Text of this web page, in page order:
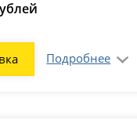
Подробнее